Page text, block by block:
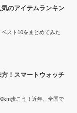
のアイテムランキン
スト10をまとめてみた
！スマートウォッチ
歩こう！近年、全国で